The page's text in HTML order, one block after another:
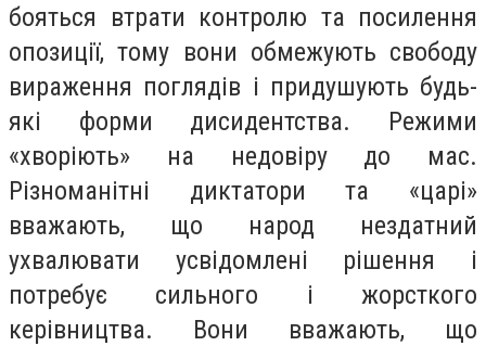
бояться втрати контролю та посилення
опозиції, тому вони обмежують свободу
вираження поглядів і придушують будь-
які форми дисидентства. Режими
«хворіють» на недовіру до мас.
Різноманітні диктатори та «царі»
вважають, що народ нездатний
ухвалювати усвідомлені рішення і
потребує сильного і жорсткого
керівництва. Вони вважають, що